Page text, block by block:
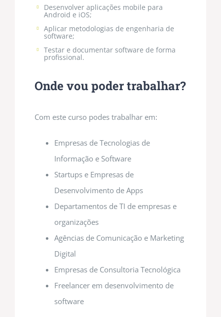
Desenvolver aplicações mobile para
Android e iOS;
Aplicar metodologias de engenharia de
software;
Testar e documentar software de forma
profissional.
Onde vou poder trabalhar?
Com este curso podes trabalhar em:
Empresas de Tecnologias de
Informação e Software
Startups e Empresas de
Desenvolvimento de Apps
Departamentos de TI de empresas e
organizações
Agências de Comunicação e Marketing
Digital
Empresas de Consultoria Tecnológica
Freelancer em desenvolvimento de
software